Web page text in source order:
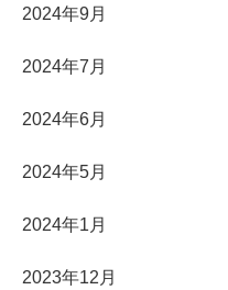
2024年9月
2024年7月
2024年6月
2024年5月
2024年1月
2023年12月